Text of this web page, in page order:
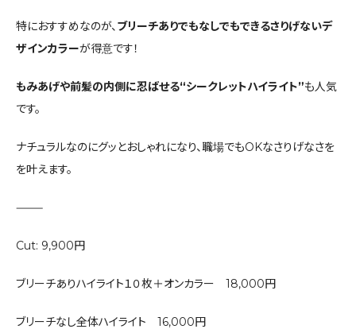
特におすすめなのが、ブリーチありでもなしでもできるさりげないデ
ザインカラーが得意です！
もみあげや前髪の内側に忍ばせる“シークレットハイライト”も人気
です。
ナチュラルなのにグッとおしゃれになり、職場でもOKなさりげなさを
を叶えます。
⸻
Cut: 9,900円
ブリーチありハイライト１０枚＋オンカラー 18,000円
ブリーチなし全体ハイライト 16,000円